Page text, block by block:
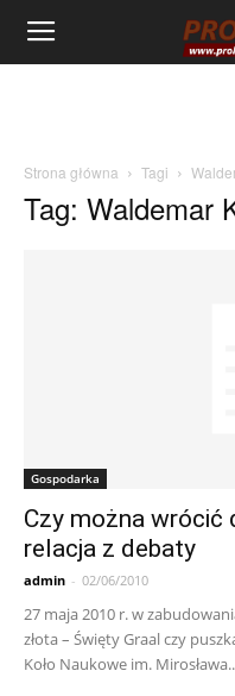
Strona główna Tagi
Tag: Waldemar
Gospodarka
Czy można wrócić
relacja z debaty
admin - 02/06/2010
27 maja 2010 r. w
złota – Święty Graal czy
Koło Naukowe im.